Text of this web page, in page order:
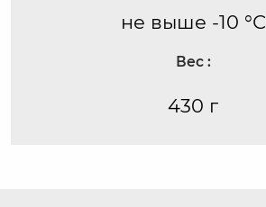
не выше -10 °С
Вес :
430 г